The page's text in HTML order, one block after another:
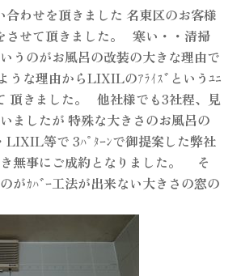
合わせを頂きました 名東区のお客様
させて頂きました。 寒い・・清掃
うのがお風呂の改装の大きな理由で
うな理由からLIXILのｱﾗｲｽﾞというﾕﾆ
頂きました。 他社様でも3社程、見
ましたが 特殊な大きさのお風呂の
LIXIL等で 3ﾊﾟﾀｰﾝで御提案した弊社
無事にご成約となりました。 そ
がｶﾊﾞｰ工法が出来ない大きさの窓の